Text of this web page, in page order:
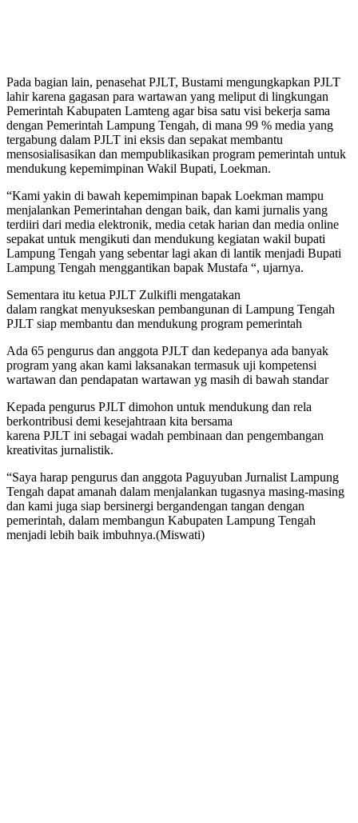
Pada bagian lain, penasehat PJLT, Bustami mengungkapkan PJLT
lahir karena gagasan para wartawan yang meliput di lingkungan
Pemerintah Kabupaten Lamteng agar bisa satu visi bekerja sama
dengan Pemerintah Lampung Tengah, di mana 99 % media yang
tergabung dalam PJLT ini eksis dan sepakat membantu
mensosialisasikan dan mempublikasikan program pemerintah untuk
mendukung kepemimpinan Wakil Bupati, Loekman.
“Kami yakin di bawah kepemimpinan bapak Loekman mampu
menjalankan Pemerintahan dengan baik, dan kami jurnalis yang
terdiiri dari media elektronik, media cetak harian dan media online
sepakat untuk mengikuti dan mendukung kegiatan wakil bupati
Lampung Tengah yang sebentar lagi akan di lantik menjadi Bupati
Lampung Tengah menggantikan bapak Mustafa “, ujarnya.
Sementara itu ketua PJLT Zulkifli mengatakan
dalam rangkat menyukseskan pembangunan di Lampung Tengah
PJLT siap membantu dan mendukung program pemerintah
Ada 65 pengurus dan anggota PJLT dan kedepanya ada banyak
program yang akan kami laksanakan termasuk uji kompetensi
wartawan dan pendapatan wartawan yg masih di bawah standar
Kepada pengurus PJLT dimohon untuk mendukung dan rela
berkontribusi demi kesejahtraan kita bersama
karena PJLT ini sebagai wadah pembinaan dan pengembangan
kreativitas jurnalistik.
“Saya harap pengurus dan anggota Paguyuban Jurnalist Lampung
Tengah dapat amanah dalam menjalankan tugasnya masing-masing
dan kami juga siap bersinergi bergandengan tangan dengan
pemerintah, dalam membangun Kabupaten Lampung Tengah
menjadi lebih baik imbuhnya.(Miswati)